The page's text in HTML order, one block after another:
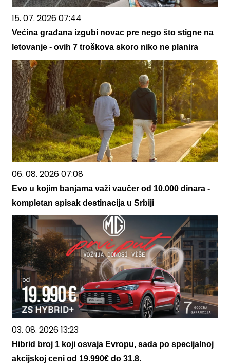
15. 07. 2026 07:44
Većina građana izgubi novac pre nego što stigne na
letovanje - ovih 7 troškova skoro niko ne planira
06. 08. 2026 07:08
Evo u kojim banjama važi vaučer od 10.000 dinara -
kompletan spisak destinacija u Srbiji
03. 08. 2026 13:23
Hibrid broj 1 koji osvaja Evropu, sada po specijalnoj
akcijskoj ceni od 19.990€ do 31.8.